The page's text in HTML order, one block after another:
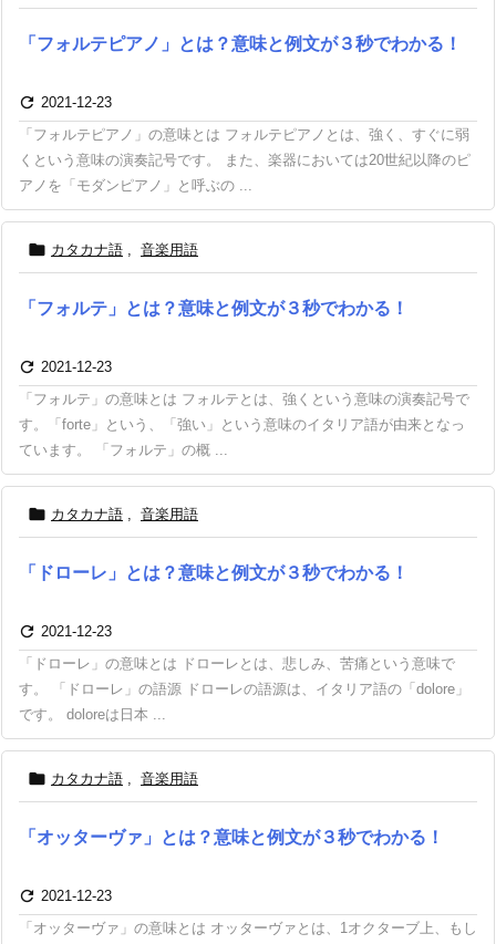
「フォルテピアノ」とは？意味と例文が３秒でわかる！
 2021-12-23
「フォルテピアノ」の意味とは フォルテピアノとは、強く、すぐに弱
くという意味の演奏記号です。 また、楽器においては20世紀以降のピ
アノを「モダンピアノ」と呼ぶの ...
 カタカナ語 , 音楽用語
「フォルテ」とは？意味と例文が３秒でわかる！
 2021-12-23
「フォルテ」の意味とは フォルテとは、強くという意味の演奏記号で
す。「forte」という、「強い」という意味のイタリア語が由来となっ
ています。 「フォルテ」の概 ...
 カタカナ語 , 音楽用語
「ドローレ」とは？意味と例文が３秒でわかる！
 2021-12-23
「ドローレ」の意味とは ドローレとは、悲しみ、苦痛という意味で
す。 「ドローレ」の語源 ドローレの語源は、イタリア語の「dolore」
です。 doloreは日本 ...
 カタカナ語 , 音楽用語
「オッターヴァ」とは？意味と例文が３秒でわかる！
 2021-12-23
「オッターヴァ」の意味とは オッターヴァとは、1オクターブ上、もし